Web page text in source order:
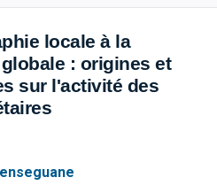
Aller directement à la barre
locale à la
: origines et
sur l'activité des